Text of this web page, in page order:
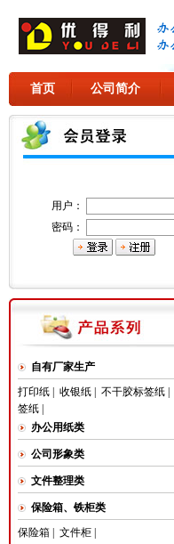
首页 公司简介
用户：
密码：
自有厂家生产
打印纸| 收银纸| 不干胶标签纸|
签纸|
办公用纸类
公司形象类
文件整理类
保险箱、铁柜类
保险箱| 文件柜|